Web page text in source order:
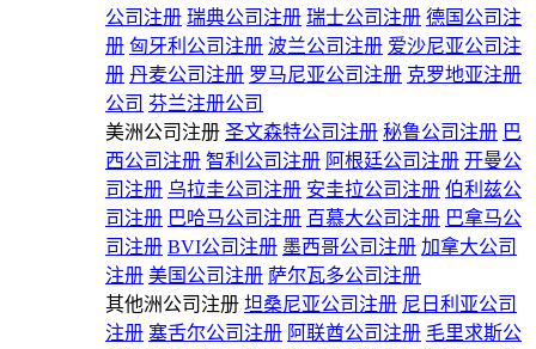
公司注册 瑞典公司注册 瑞士公司注册 德国公司注
册 匈牙利公司注册 波兰公司注册 爱沙尼亚公司注
册 丹麦公司注册 罗马尼亚公司注册 克罗地亚注册
公司 芬兰注册公司
美洲公司注册 圣文森特公司注册 秘鲁公司注册 巴
西公司注册 智利公司注册 阿根廷公司注册 开曼公
司注册 乌拉圭公司注册 安圭拉公司注册 伯利兹公
司注册 巴哈马公司注册 百慕大公司注册 巴拿马公
司注册 BVI公司注册 墨西哥公司注册 加拿大公司
注册 美国公司注册 萨尔瓦多公司注册
其他洲公司注册 坦桑尼亚公司注册 尼日利亚公司
注册 塞舌尔公司注册 阿联酋公司注册 毛里求斯公